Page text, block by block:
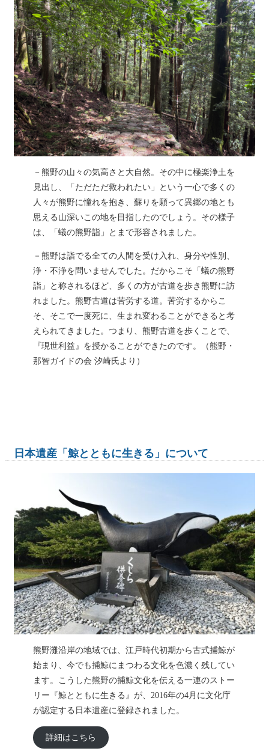
－熊野の山々の気高さと大自然。その中に極楽浄土を
見出し、「ただただ救われたい」という一心で多くの
人々が熊野に憧れを抱き、蘇りを願って異郷の地とも
思える山深いこの地を目指したのでしょう。その様子
は、「蟻の熊野詣」とまで形容されました。
－熊野は詣でる全ての人間を受け入れ、身分や性別、
浄・不浄を問いませんでした。だからこそ「蟻の熊野
詣」と称されるほど、多くの方が古道を歩き熊野に訪
れました。熊野古道は苦労する道。苦労するからこ
そ、そこで一度死に、生まれ変わることができると考
えられてきました。つまり、熊野古道を歩くことで、
『現世利益』を授かることができたのです。（熊野・
那智ガイドの会 汐崎氏より）
日本遺産「鯨とともに生きる」について
熊野灘沿岸の地域では、江戸時代初期から古式捕鯨が
始まり、今でも捕鯨にまつわる文化を色濃く残してい
ます。こうした熊野の捕鯨文化を伝える一連のストー
リー『鯨とともに生きる』が、2016年の4月に文化庁
が認定する日本遺産に登録されました。
詳細はこちら